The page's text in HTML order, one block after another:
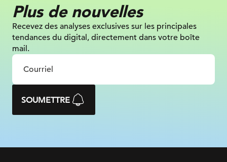
Plus de nouvelles
Recevez des analyses exclusives sur les principales
tendances du digital, directement dans votre boîte
mail.
SOUMETTRE